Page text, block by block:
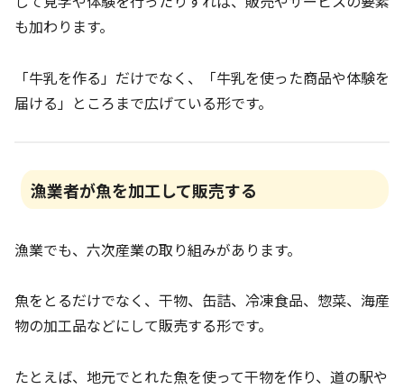
も加わります。
「牛乳を作る」だけでなく、「牛乳を使った商品や体験を
届ける」ところまで広げている形です。
漁業者が魚を加工して販売する
漁業でも、六次産業の取り組みがあります。
魚をとるだけでなく、干物、缶詰、冷凍食品、惣菜、海産
物の加工品などにして販売する形です。
たとえば、地元でとれた魚を使って干物を作り、道の駅や